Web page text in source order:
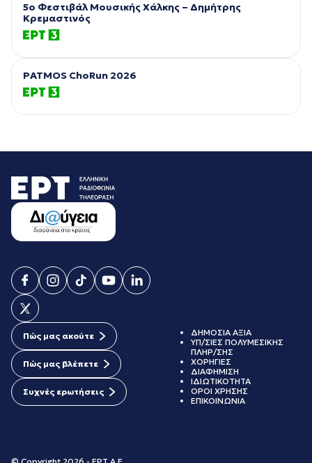
5ο Φεστιβάλ Μουσικής Χάλκης – Δημήτρης
Κρεμαστινός
PATMOS ChoRun 2026
Πώς μας ακούτε
Πώς μας βλέπετε
Συχνές ερωτήσεις
ΔΗΜΟΣΙΑ ΑΞΙΑ
ΥΠ/ΣΙΕΣ ΠΟΛΥΜΕΣΙΚΗΣ
ΠΛΗΡ/ΣΗΣ
ΧΟΡΗΓΙΕΣ
ΔΙΑΦΗΜΙΣΗ
ΙΔΙΩΤΙΚΟΤΗΤΑ
ΟΡΟΙ ΧΡΗΣΗΣ
ΕΠΙΚΟΙΝΩΝΙΑ